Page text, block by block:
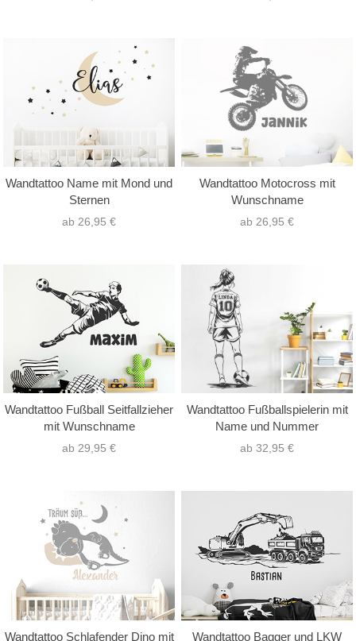
Wandtattoo Name mit Mond und
Sternen
ab 26,95 €
Wandtattoo Motocross mit
Wunschname
ab 26,95 €
Wandtattoo Fußball Seitfallzieher
mit Wunschname
ab 29,95 €
Wandtattoo Fußballspielerin mit
Name und Nummer
ab 32,95 €
Wandtattoo Schlafender Dino mit Wandtattoo Bagger und LKW